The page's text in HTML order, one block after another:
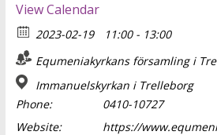
livet
View Calendar
2023-02-19
11:00 - 13:00
Equmeniakyrkans församling i
Immanuelskyrkan i Trelleborg
Phone:
0410-10727
Website:
https://